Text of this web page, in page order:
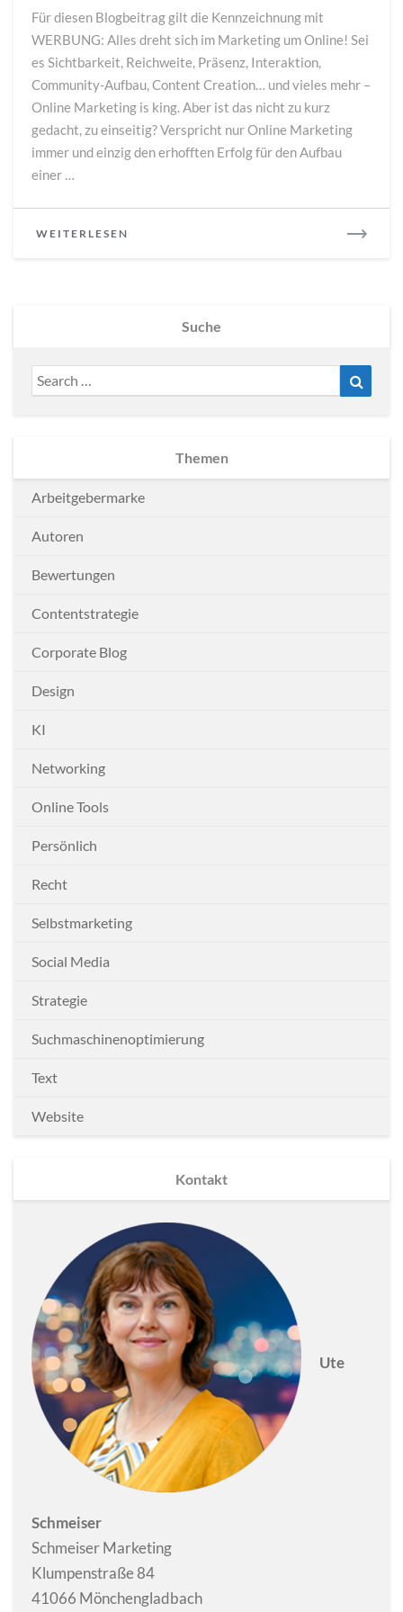
unterschätzten
Klassiker
–
das
Dialogmarketing
Für diesen Blogbeitrag gilt die Kennzeichnung mit
WERBUNG: Alles dreht sich im Marketing um Online! Sei
es Sichtbarkeit, Reichweite, Präsenz, Interaktion,
Community-Aufbau, Content Creation… und vieles mehr –
Online Marketing is king. Aber ist das nicht zu kurz
gedacht, zu einseitig? Verspricht nur Online Marketing
immer und einzig den erhofften Erfolg für den Aufbau
einer …
WEITERLESEN
Suche
Search
for:
Themen
Arbeitgebermarke
Autoren
Bewertungen
Contentstrategie
Corporate Blog
Design
KI
Networking
Online Tools
Persönlich
Recht
Selbstmarketing
Social Media
Strategie
Suchmaschinenoptimierung
Text
Website
Kontakt
Ute
Schmeiser
Schmeiser Marketing
Klumpenstraße 84
41066 Mönchengladbach